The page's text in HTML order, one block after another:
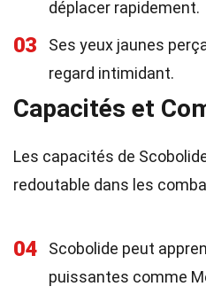
déplacer rapidement.
03
Ses yeux jaunes
regard intimidant.
Capacités et
Les capacités de
redoutable dans les
04
Scobolide peut
puissantes comme